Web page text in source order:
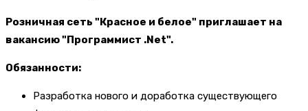
Розничная сеть "Красное и белое" приглашает на
вакансию "Программист .Net".
Обязанности:
Разработка нового и доработка существующего